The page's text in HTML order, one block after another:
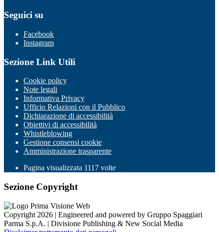
Seguici su
Facebook
Instagram
Sezione Link Utili
Cookie policy
Note legali
Informativa Privacy
Ufficio Relazioni con il Pubblico
Dichiarazione di accessibilità
Obiettivi di accessibilità
Whistleblowing
Gestione consensi cookie
Amministrazione trasparente
Pagina visualizzata 1117 volte
Sezione Copyright
Copyright 2026 | Engineered and powered by Gruppo Spaggiari
Parma S.p.A. | Divisione Publishing & New Social Media